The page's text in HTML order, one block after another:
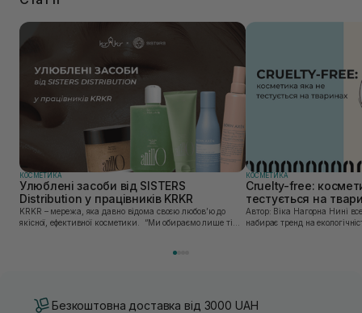
КОСМЕТИКА
Улюблені засоби від SISTERS
Distribution у працівників KRKR
KRKR – мережа, яка давно відома своєю любов’ю до
якісної, ефективної косметики. “Ми обираємо лише ті
КОСМЕТИКА
Cruelty-free:
тестується на
Автор: Віка Нагорна Нині все більшої популярності
набирає тренд на
Безкоштовна доставка від 3000 UAH